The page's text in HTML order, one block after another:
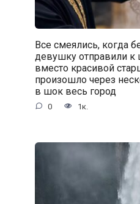
Все смеялись, когда
девушку отправили
вместо красивой
произошло через
в шок весь город
0 1к.